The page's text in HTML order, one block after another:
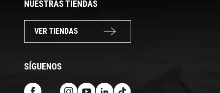
NUESTRAS TIENDAS
VER TIENDAS
SÍGUENOS